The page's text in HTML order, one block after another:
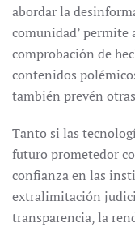
abordar la
comunidad’ permite
comprobación de
contenidos
también prevén
Tanto si las
futuro prometedor
confianza en las
extralimitación
transparencia, la